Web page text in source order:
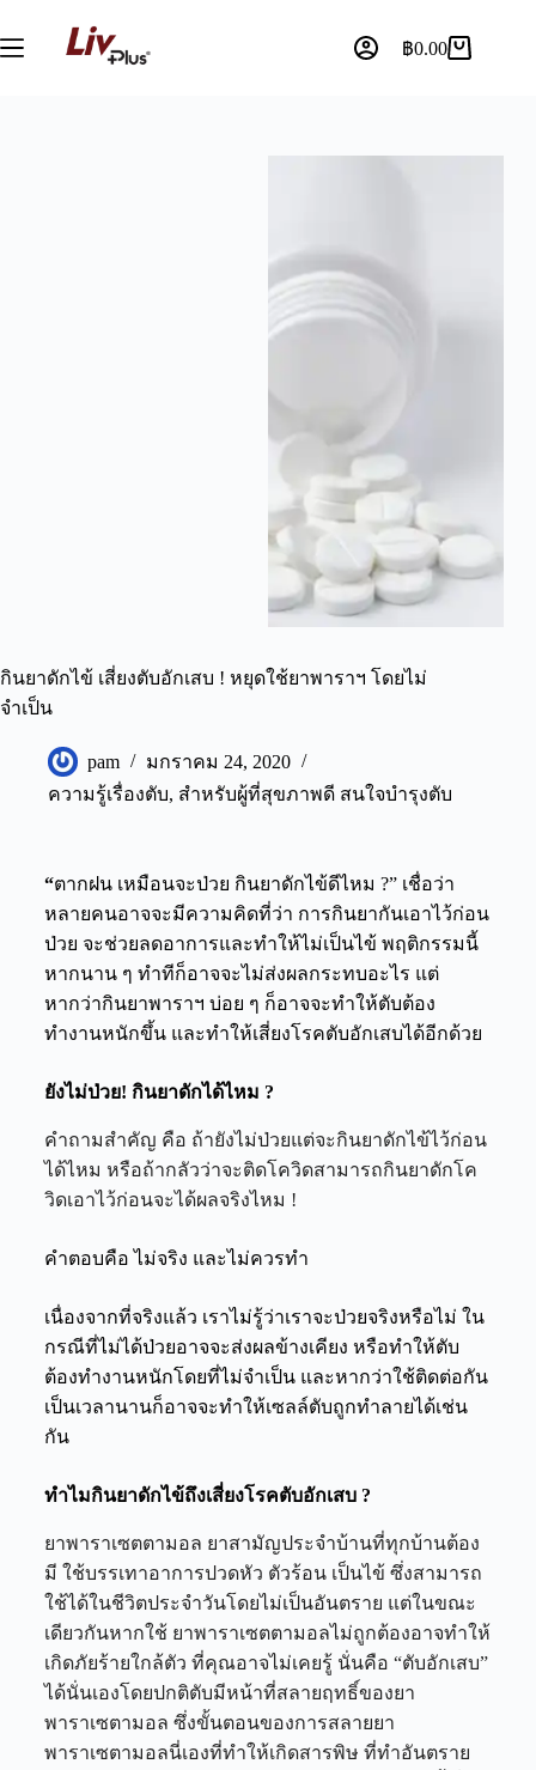
฿0.00
กินยาดักไข้ เสี่ยงตับอักเสบ ! หยุดใช้ยาพาราฯ โดยไม่
จำเป็น
pam
มกราคม 24, 2020
ความรู้เรื่องตับ, สำหรับผู้ที่สุขภาพดี สนใจบำรุงตับ
“ตากฝน เหมือนจะป่วย กินยาดักไข้ดีไหม ?” เชื่อว่า
หลายคนอาจจะมีความคิดที่ว่า การกินยากันเอาไว้ก่อน
ป่วย จะช่วยลดอาการและทำให้ไม่เป็นไข้ พฤติกรรมนี้
หากนาน ๆ ทำทีก็อาจจะไม่ส่งผลกระทบอะไร แต่
หากว่ากินยาพาราฯ บ่อย ๆ ก็อาจจะทำให้ตับต้อง
ทำงานหนักขึ้น และทำให้เสี่ยงโรคตับอักเสบได้อีกด้วย
ยังไม่ป่วย! กินยาดักได้ไหม ?
คำถามสำคัญ คือ ถ้ายังไม่ป่วยแต่จะกินยาดักไข้ไว้ก่อน
ได้ไหม หรือถ้ากลัวว่าจะติดโควิดสามารถกินยาดักโค
วิดเอาไว้ก่อนจะได้ผลจริงไหม !
คำตอบคือ ไม่จริง และไม่ควรทำ
เนื่องจากที่จริงแล้ว เราไม่รู้ว่าเราจะป่วยจริงหรือไม่ ใน
กรณีที่ไม่ได้ป่วยอาจจะส่งผลข้างเคียง หรือทำให้ตับ
ต้องทำงานหนักโดยที่ไม่จำเป็น และหากว่าใช้ติดต่อกัน
เป็นเวลานานก็อาจจะทำให้เซลล์ตับถูกทำลายได้เช่น
กัน
ทำไมกินยาดักไข้ถึงเสี่ยงโรคตับอักเสบ ?
ยาพาราเซตตามอล ยาสามัญประจำบ้านที่ทุกบ้านต้อง
มี ใช้บรรเทาอาการปวดหัว ตัวร้อน เป็นไข้ ซึ่งสามารถ
ใช้ได้ในชีวิตประจำวันโดยไม่เป็นอันตราย แต่ในขณะ
เดียวกันหากใช้ ยาพาราเซตตามอลไม่ถูกต้องอาจทำให้
เกิดภัยร้ายใกล้ตัว ที่คุณอาจไม่เคยรู้ นั่นคือ “ตับอักเสบ”
ได้นั่นเองโดยปกติตับมีหน้าที่สลายฤทธิ์ของยา
พาราเซตามอล ซึ่งขั้นตอนของการสลายยา
พาราเซตามอลนี่เองที่ทำให้เกิดสารพิษ ที่ทำอันตราย